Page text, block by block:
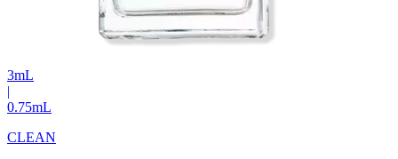
3mL
|
0.75mL
CLEAN